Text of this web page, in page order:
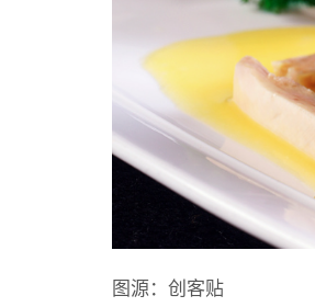
图源：创客贴